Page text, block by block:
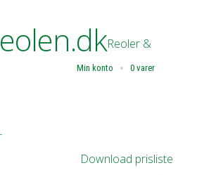
Min konto 0 varer
Reoler &
Download prisliste